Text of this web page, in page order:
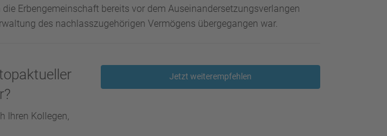
Erbengemeinschaft bereits vor dem Auseinandersetzungsverlangen
des nachlasszugehörigen Vermögens übergegangen war.
Ihren Kollegen,
Jetzt weiterempfehlen